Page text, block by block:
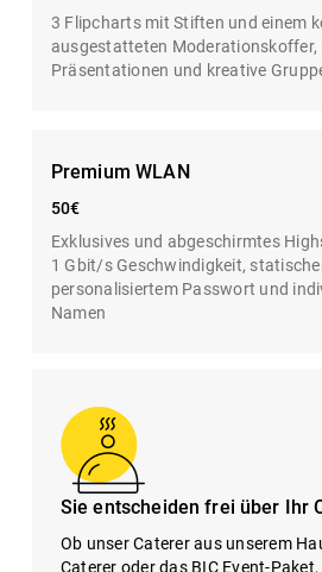
3 Flipcharts mit Stiften und einem
ausgestatteten Moderationskoffer,
Präsentationen und kreative
Premium WLAN
50€
Exklusives und abgeschirmtes
1 Gbit/s Geschwindigkeit,
personalisiertem Passwort und
Namen
Sie entscheiden frei über Ihr
Ob unser Caterer aus unserem
Caterer oder das BIC Event-